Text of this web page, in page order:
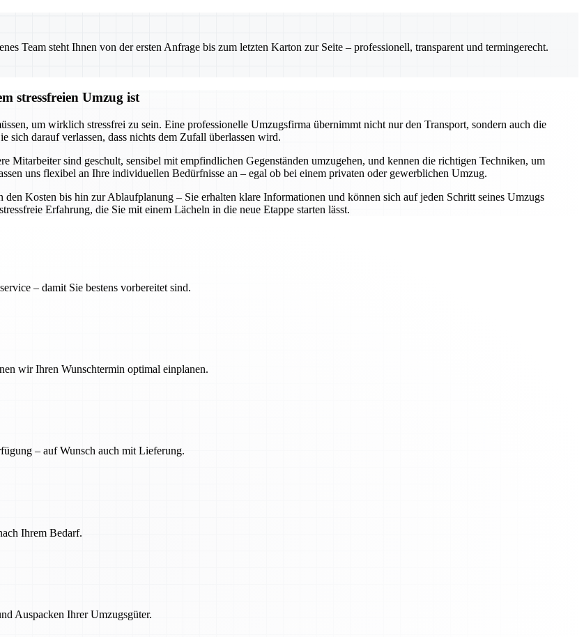
Team steht Ihnen von der ersten Anfrage bis zum letzten Karton zur Seite – professionell, transparent und termingerecht.
stressfreien Umzug ist
um wirklich stressfrei zu sein. Eine professionelle Umzugsfirma übernimmt nicht nur den Transport, sondern auch die
sich darauf verlassen, dass nichts dem Zufall überlassen wird.
Mitarbeiter sind geschult, sensibel mit empfindlichen Gegenständen umzugehen, und kennen die richtigen Techniken, um
uns flexibel an Ihre individuellen Bedürfnisse an – egal ob bei einem privaten oder gewerblichen Umzug.
Kosten bis hin zur Ablaufplanung – Sie erhalten klare Informationen und können sich auf jeden Schritt seines Umzugs
Erfahrung, die Sie mit einem Lächeln in die neue Etappe starten lässt.
– damit Sie bestens vorbereitet sind.
wir Ihren Wunschtermin optimal einplanen.
– auf Wunsch auch mit Lieferung.
Ihrem Bedarf.
Auspacken Ihrer Umzugsgüter.